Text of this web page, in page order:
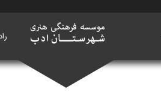
خانه